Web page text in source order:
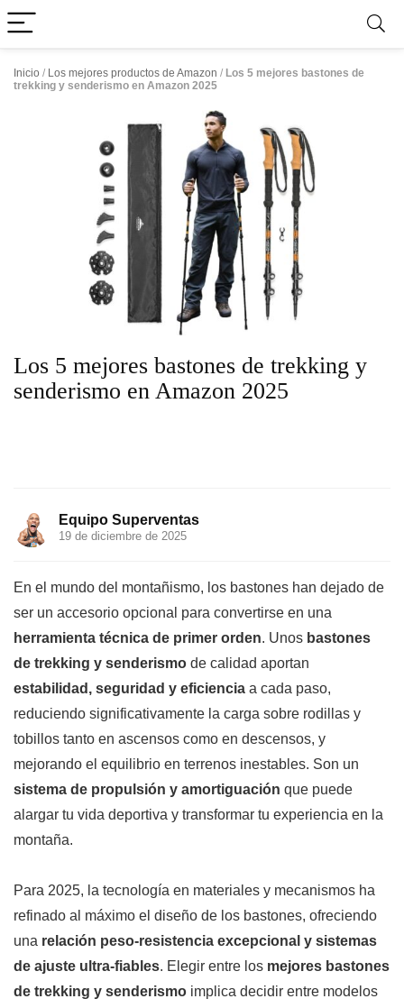
Inicio / Los mejores productos de Amazon / Los 5 mejores bastones de
trekking y senderismo en Amazon 2025
Los 5 mejores bastones de trekking y
senderismo en Amazon 2025
Equipo Superventas
19 de diciembre de 2025
En el mundo del montañismo, los bastones han dejado de
ser un accesorio opcional para convertirse en una
herramienta técnica de primer orden. Unos bastones
de trekking y senderismo de calidad aportan
estabilidad, seguridad y eficiencia a cada paso,
reduciendo significativamente la carga sobre rodillas y
tobillos tanto en ascensos como en descensos, y
mejorando el equilibrio en terrenos inestables. Son un
sistema de propulsión y amortiguación que puede
alargar tu vida deportiva y transformar tu experiencia en la
montaña.
Para 2025, la tecnología en materiales y mecanismos ha
refinado al máximo el diseño de los bastones, ofreciendo
una relación peso-resistencia excepcional y sistemas
de ajuste ultra-fiables. Elegir entre los mejores bastones
de trekking y senderismo implica decidir entre modelos